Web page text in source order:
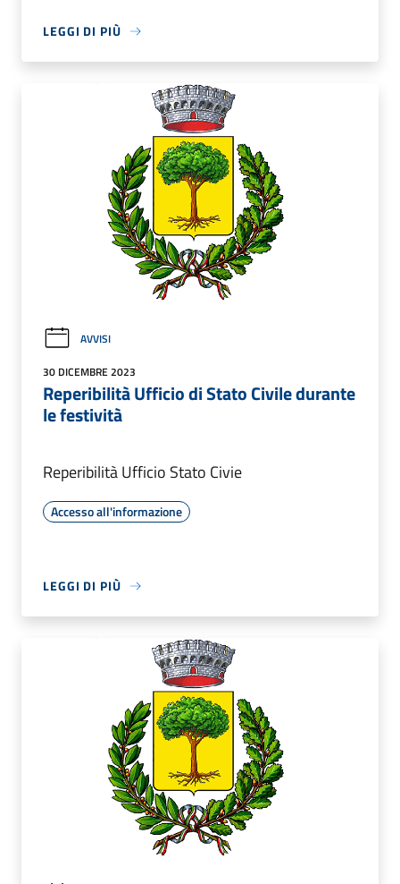
LEGGI DI PIÙ
AVVISI
30 DICEMBRE 2023
Reperibilità Ufficio di Stato Civile durante
le festività
Reperibilità Ufficio Stato Civie
Accesso all'informazione
LEGGI DI PIÙ